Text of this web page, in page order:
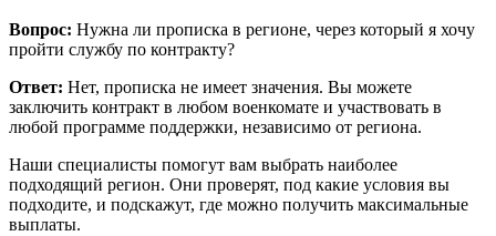
Вопрос: Нужна ли прописка в регионе, через который я хочу
пройти службу по контракту?
Ответ: Нет, прописка не имеет значения. Вы можете
заключить контракт в любом военкомате и участвовать в
любой программе поддержки, независимо от региона.
Наши специалисты помогут вам выбрать наиболее
подходящий регион. Они проверят, под какие условия вы
подходите, и подскажут, где можно получить максимальные
выплаты.